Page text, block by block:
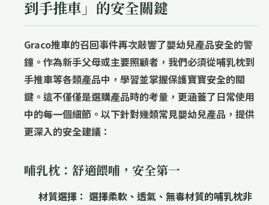
到手推車」的安全關鍵
Graco推車的召回事件再次敲響了嬰幼兒產品安全的警
鐘。作為新手父母或主要照顧者，我們必須從哺乳枕到
手推車等各類產品中，學習並掌握保護寶寶安全的關
鍵。這不僅僅是選購產品時的考量，更涵蓋了日常使用
中的每一個細節。以下針對幾類常見嬰幼兒產品，提供
更深入的安全建議：
哺乳枕：舒適餵哺，安全第一
材質選擇： 選擇柔軟、透氣、無毒材質的哺乳枕非